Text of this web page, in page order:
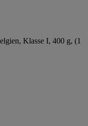
Klasse I, 400 g, (1